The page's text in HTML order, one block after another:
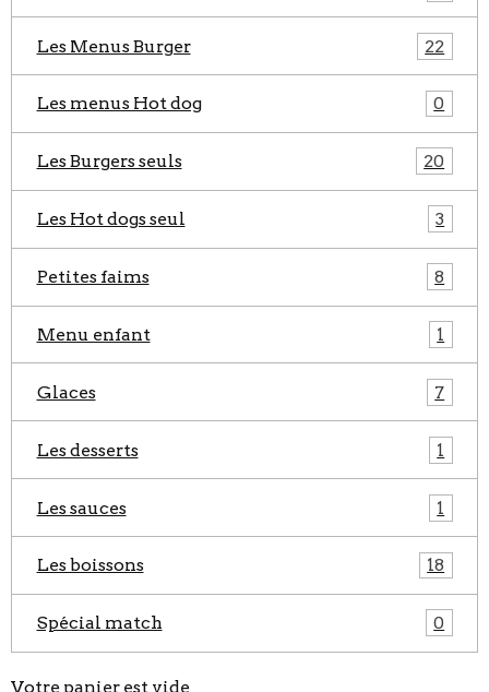
Les Menus Burger 22
Les menus Hot dog 0
Les Burgers seuls 20
Les Hot dogs seul 3
Petites faims 8
Menu enfant 1
Glaces 7
Les desserts 1
Les sauces 1
Les boissons 18
Spécial match 0
Votre panier est vide